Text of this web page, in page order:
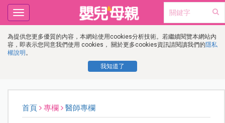
為提供您更多優質的內容，本網站使用cookies分析技術。若繼續閱覽本網站內
容，即表示您同意我們使用 cookies， 關於更多cookies資訊請閱讀我們的隱私
權說明 。
我知道了
Toggle
navigation
首頁 專欄 醫師專欄